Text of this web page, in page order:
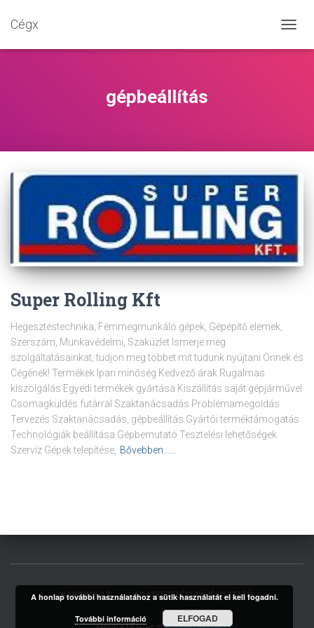
Cégx
BE-/
gépbeállítás
Super Rolling Kft
Hegesztéstechnika, Fémmegmunkáló gépek, Gépépítő elemek,
Szerszám, Munkavédelmi, Szaküzlet Ismerje meg
szolgáltatásainkat, tudjon meg többet mit tudunk nyújtani Önnek és
Cégének! Termékek Ipari minőség Kedvező árak Rugalmas
kiszolgálás Egyedi termékek gyártása Kiszállítás saját gépjárművel
Csomagküldés futárral Szaktanácsadás Problémamegoldás
Tervezés Szaktanácsadás, gépbeállítás Gyártói terméktámogatás
Technológiák beállítása Gépbemutató Tesztelési lehetőségek
Szervíz Gépek telepítése, Bővebben……
KAPCSOLAT ADATKEZELÉSI TÁJÉKOZTATÓ
A honlap további használatához a sütik használatát el kell fogadni.
További információ ELFOGAD